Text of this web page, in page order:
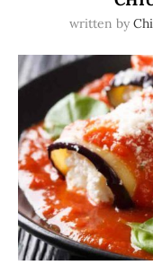
written by